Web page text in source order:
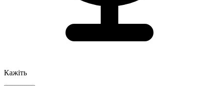
Кажіть